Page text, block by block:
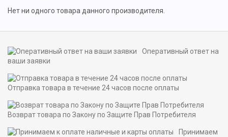
Нет ни одного товара данного производителя.
Оперативный ответ на
ваши заявки
Отправка товара в течение 24 часов после оплаты
Возврат товара по Закону по Защите Прав Потребителя
Принимаем